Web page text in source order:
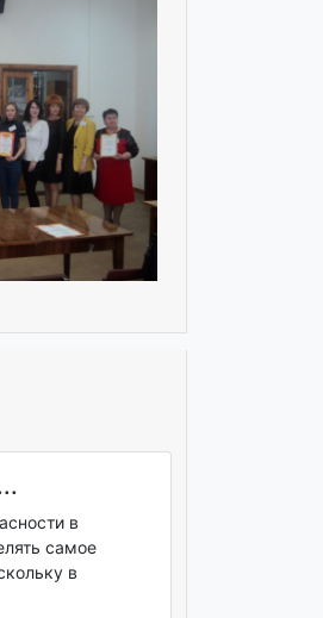
в
самое
в